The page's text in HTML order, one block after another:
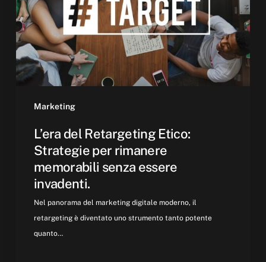
Marketing
per
rimanere
memorabili
senza
essere
L’era del Retargeting Etico:
Strategie per rimanere
memorabili senza essere
invadenti.
Nel panorama del marketing digitale moderno, il
retargeting è diventato uno strumento tanto potente
quanto…